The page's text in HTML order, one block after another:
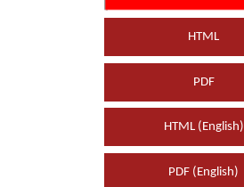
HTML
PDF
HTML (English)
PDF (English)